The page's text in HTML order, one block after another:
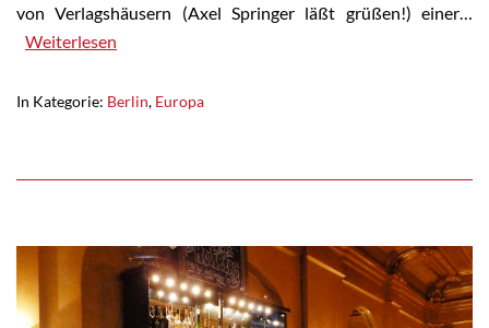
von Verlagshäusern (Axel Springer läßt grüßen!) einer…
Weiterlesen
In Kategorie: Berlin, Europa